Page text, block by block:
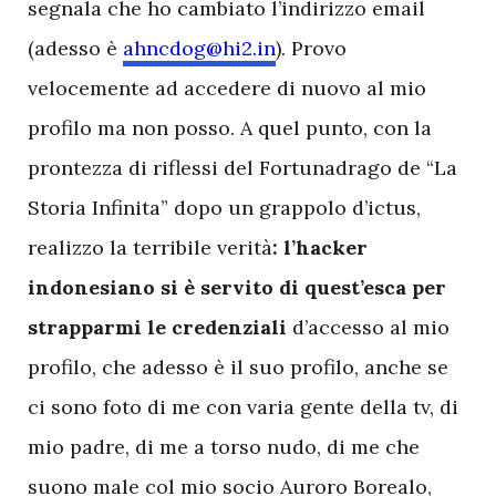
segnala che ho cambiato l’indirizzo email
(adesso è ahncdog@hi2.in). Provo
velocemente ad accedere di nuovo al mio
profilo ma non posso. A quel punto, con la
prontezza di riflessi del Fortunadrago de “La
Storia Infinita” dopo un grappolo d’ictus,
realizzo la terribile verità: l’hacker
indonesiano si è servito di quest’esca per
strapparmi le credenziali d’accesso al mio
profilo, che adesso è il suo profilo, anche se
ci sono foto di me con varia gente della tv, di
mio padre, di me a torso nudo, di me che
suono male col mio socio Auroro Borealo,